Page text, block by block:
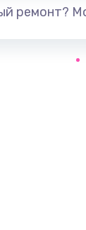
ремонт?